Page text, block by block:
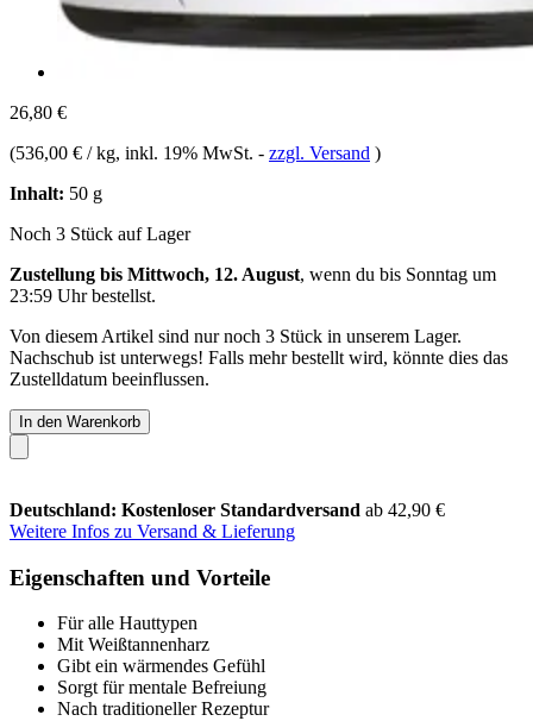
26,80 €
(536,00 € / kg, inkl. 19% MwSt. - zzgl. Versand )
Inhalt: 50 g
Noch 3 Stück auf Lager
Zustellung bis Mittwoch, 12. August, wenn du bis Sonntag um
23:59 Uhrbestellst.
Von diesem Artikel sind nur noch 3 Stück in unserem Lager.
Nachschub ist unterwegs! Falls mehr bestellt wird, könnte dies das
Zustelldatum beeinflussen.
In den Warenkorb
Deutschland: Kostenloser Standardversand ab 42,90 €
Weitere Infos zu Versand & Lieferung
Eigenschaften und Vorteile
Für alle Hauttypen
Mit Weißtannenharz
Gibt ein wärmendes Gefühl
Sorgt für mentale Befreiung
Nach traditioneller Rezeptur